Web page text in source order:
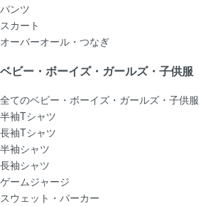
パンツ
スカート
オーバーオール・つなぎ
ベビー・ボーイズ・ガールズ・子供服
全てのベビー・ボーイズ・ガールズ・子供服
半袖Tシャツ
長袖Tシャツ
半袖シャツ
長袖シャツ
ゲームジャージ
スウェット・パーカー